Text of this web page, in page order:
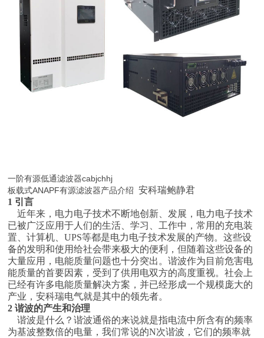
一阶有源低通滤波器cabjchhj
板载式ANAPF有源滤波器产品介绍 安科瑞鲍静君
1 引言
近年来，电力电子技术不断地创新、发展，电力电子技术
已被广泛应用于人们的生活、学习、工作中，常用的充电装
置、计算机、UPS等都是电力电子技术发展的产物。这些设
备的发明和使用给社会带来极大的便利，但随着这些设备的
大量应用，电能质量问题也十分突出。谐波作为目前危害电
能质量的首要因素，受到了供用电双方的高度重视。社会上
已经有许多电能质量解决方案，并已经形成一个规模庞大的
产业，安科瑞电气就是其中的领先者。
2 谐波的产生和治理
谐波是什么？谐波通俗的来说就是指电流中所含有的频率
为基波整数倍的电量，我们常说的N次谐波，它们的频率就